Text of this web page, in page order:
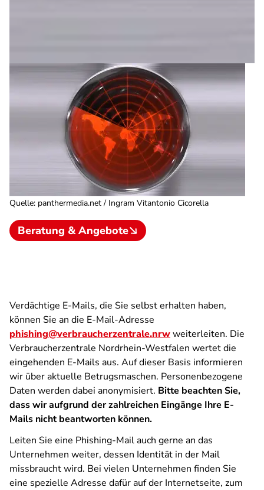
Quelle: panthermedia.net / Ingram Vitantonio Cicorella
Beratung & Angebote
Verdächtige E-Mails, die Sie selbst erhalten haben,
können Sie an die E-Mail-Adresse
phishing@verbraucherzentrale.nrwweiterleiten. Die
Verbraucherzentrale Nordrhein-Westfalen wertet die
eingehenden E-Mails aus. Auf dieser Basis informieren
wir über aktuelle Betrugsmaschen. Personenbezogene
Daten werden dabei anonymisiert. Bitte beachten Sie,
dass wir aufgrund der zahlreichen Eingänge Ihre E-
Mails nicht beantworten können.
Leiten Sie eine Phishing-Mail auch gerne an das
Unternehmen weiter, dessen Identität in der Mail
missbraucht wird. Bei vielen Unternehmen finden Sie
eine spezielle Adresse dafür auf der Internetseite, zum